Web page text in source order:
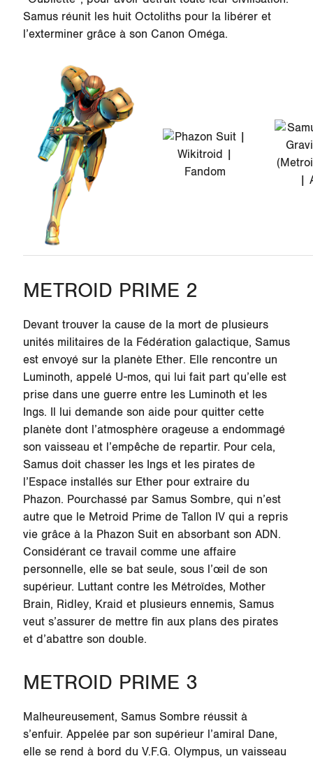
Samus réunit les huit Octoliths pour la libérer et
l’exterminer grâce à son Canon Oméga.
METROID PRIME 2
Devant trouver la cause de la mort de plusieurs
unités militaires de la Fédération galactique, Samus
est envoyé sur la planète Ether. Elle rencontre un
Luminoth, appelé U-mos, qui lui fait part qu’elle est
prise dans une guerre entre les Luminoth et les
Ings. Il lui demande son aide pour quitter cette
planète dont l’atmosphère orageuse a endommagé
son vaisseau et l’empêche de repartir. Pour cela,
Samus doit chasser les Ings et les pirates de
l’Espace installés sur Ether pour extraire du
Phazon. Pourchassé par Samus Sombre, qui n’est
autre que le Metroid Prime de Tallon IVqui a repris
vie grâce à la Phazon Suit en absorbant son ADN.
Considérant ce travail comme une affaire
personnelle, elle se bat seule, sous l’œil de son
supérieur. Luttant contre les Métroïdes, Mother
Brain, Ridley, Kraid et plusieurs ennemis, Samus
veut s’assurer de mettre fin aux plans des pirates
et d’abattre son double.
METROID PRIME 3
Malheureusement, Samus Sombre réussit à
s’enfuir. Appelée par son supérieur l’amiral Dane,
elle se rend à bord du V.F.G. Olympus, un vaisseau